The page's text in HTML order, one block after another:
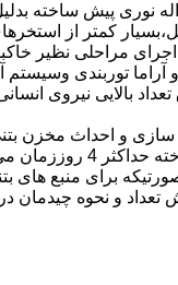
نوری پیش ساخته
کمتر از
مراحلی نظیر
و آراما توربندی
بالایی نیروی
دارد درصورتیکه
برای منبع های
تعداد و نحوه